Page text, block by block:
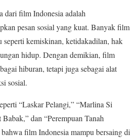
dari film Indonesia adalah
pesan sosial yang kuat. Banyak film
seperti kemiskinan, ketidakadilan, hak
hidup. Dengan demikian, film
hiburan, tetapi juga sebagai alat
sosial.
“Laskar Pelangi,” “Marlina Si
dan “Perempuan Tanah
film Indonesia mampu bersaing di